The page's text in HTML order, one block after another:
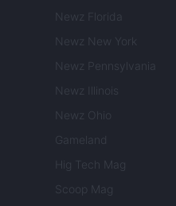
Newz Florida
Newz New York
Newz Pennsylvania
Newz Illinois
Newz Ohio
Gameland
Hig Tech Mag
Scoop Mag